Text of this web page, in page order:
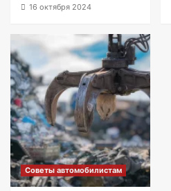
16 октября 2024
Советы автомобилистам